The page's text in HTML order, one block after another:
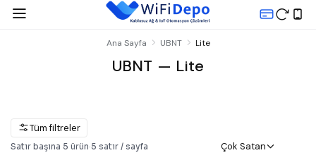
Ana Sayfa UBNT Lite
UBNT — Lite
Tüm filtreler
Satır başına 5 ürün·5 satır / sayfa Çok Satan
Satın
Satın
Satın
Satın
Gelince